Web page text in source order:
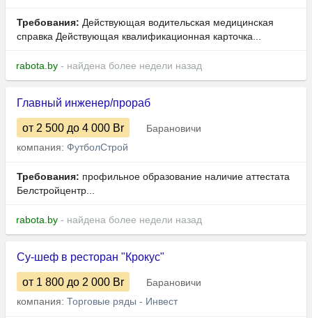
Требования: Действующая водительская медицинская
справка Действующая квалификационная карточка...
rabota.by - найдена более недели назад
Главный инженер/прораб
от 2 500 до 4 000 Br
Барановичи
компания: ФутболСтрой
Требования: профильное образование наличие аттестата
Белстройцентр...
rabota.by - найдена более недели назад
Су-шеф в ресторан "Крокус"
от 1 800 до 2 000 Br
Барановичи
компания: Торговые ряды - Инвест